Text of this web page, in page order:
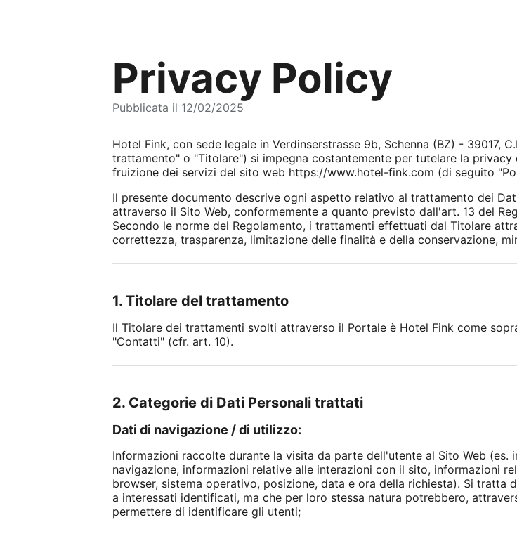
Privacy Policy
Pubblicata il 12/02/2025
Hotel Fink, con sede legale in Verdinserstrasse 9b, Schenna (BZ) - 39017,
trattamento" o "Titolare") si impegna costantemente per tutelare la
fruizione dei servizi del sito web https://www.hotel-fink.com (di seguito
Il presente documento descrive ogni aspetto relativo al trattamento dei
attraverso il Sito Web, conformemente a quanto previsto dall'art. 13 del
Secondo le norme del Regolamento, i trattamenti effettuati dal Titolare
correttezza, trasparenza, limitazione delle finalità e della conservazione,
1. Titolare del trattamento
Il Titolare dei trattamenti svolti attraverso il Portale è Hotel Fink come
"Contatti" (cfr. art. 10).
2. Categorie di Dati Personali trattati
Dati di navigazione / di utilizzo:
Informazioni raccolte durante la visita da parte dell'utente al Sito Web (es.
navigazione, informazioni relative alle interazioni con il sito, informazioni
browser, sistema operativo, posizione, data e ora della richiesta). Si tratta
a interessati identificati, ma che per loro stessa natura potrebbero,
permettere di identificare gli utenti;